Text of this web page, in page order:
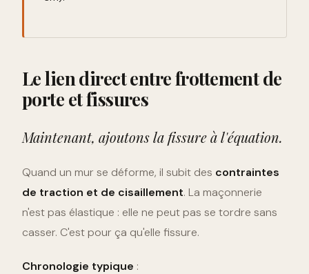
Le lien direct entre frottement de
porte et fissures
Maintenant, ajoutons la fissure à l'équation.
Quand un mur se déforme, il subit des contraintes
de traction et de cisaillement. La maçonnerie
n'est pas élastique : elle ne peut pas se tordre sans
casser. C'est pour ça qu'elle fissure.
Chronologie typique :